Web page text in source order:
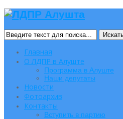
Главная
О ЛДПР в Алуште
Программа в Алуште
Наши депутаты
Новости
Фотоархив
Контакты
Вступить в партию